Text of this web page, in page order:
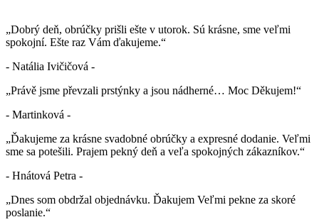
„Dobrý deň, obrúčky prišli ešte v utorok. Sú krásne, sme veľmi
spokojní. Ešte raz Vám ďakujeme.“
- Natália Ivičičová -
„Právě jsme převzali prstýnky a jsou nádherné… Moc Děkujem!“
- Martinková -
„Ďakujeme za krásne svadobné obrúčky a expresné dodanie. Veľmi
sme sa potešili. Prajem pekný deň a veľa spokojných zákazníkov.“
- Hnátová Petra -
„Dnes som obdržal objednávku. Ďakujem Veľmi pekne za skoré
poslanie.“